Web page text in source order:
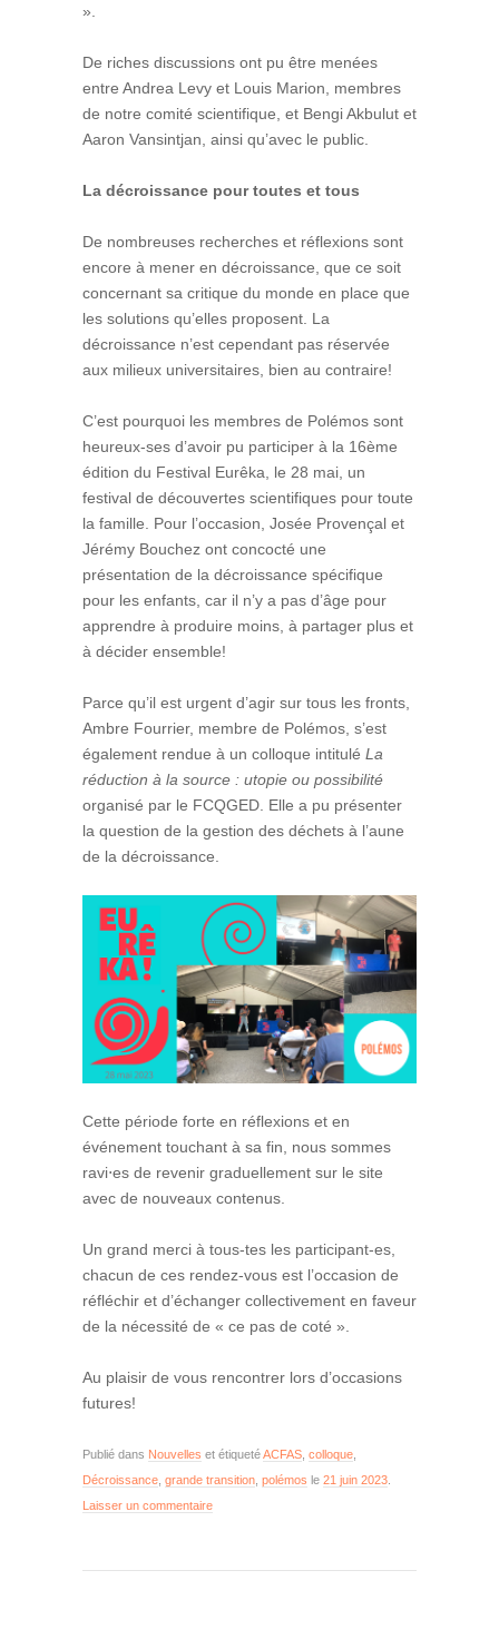
».
De riches discussions ont pu être menées
entre Andrea Levy et Louis Marion, membres
de notre comité scientifique, et Bengi Akbulut et
Aaron Vansintjan, ainsi qu’avec le public.
La décroissance pour toutes et tous
De nombreuses recherches et réflexions sont
encore à mener en décroissance, que ce soit
concernant sa critique du monde en place que
les solutions qu’elles proposent. La
décroissance n’est cependant pas réservée
aux milieux universitaires, bien au contraire!
C’est pourquoi les membres de Polémos sont
heureux-ses d’avoir pu participer à la 16ème
édition du Festival Eurêka, le 28 mai, un
festival de découvertes scientifiques pour toute
la famille. Pour l’occasion, Josée Provençal et
Jérémy Bouchez ont concocté une
présentation de la décroissance spécifique
pour les enfants, car il n’y a pas d’âge pour
apprendre à produire moins, à partager plus et
à décider ensemble!
Parce qu’il est urgent d’agir sur tous les fronts,
Ambre Fourrier, membre de Polémos, s’est
également rendue à un colloque intitulé La
réduction à la source : utopie ou possibilité
organisé par le FCQGED. Elle a pu présenter
la question de la gestion des déchets à l’aune
de la décroissance.
Cette période forte en réflexions et en
événement touchant à sa fin, nous sommes
ravi⋅es de revenir graduellement sur le site
avec de nouveaux contenus.
Un grand merci à tous-tes les participant-es,
chacun de ces rendez-vous est l’occasion de
réfléchir et d’échanger collectivement en faveur
de la nécessité de « ce pas de coté ».
Au plaisir de vous rencontrer lors d’occasions
futures!
Publié dans Nouvelles et étiquetéACFAS colloque
Décroissance grande transition polémos le 21 juin 2023
Laisser un commentaire